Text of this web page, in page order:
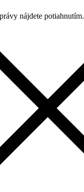
nájdete potiahnutím.